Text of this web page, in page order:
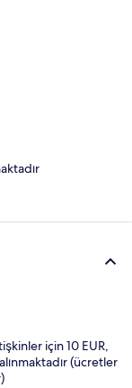
için 10 EUR,
(ücretler